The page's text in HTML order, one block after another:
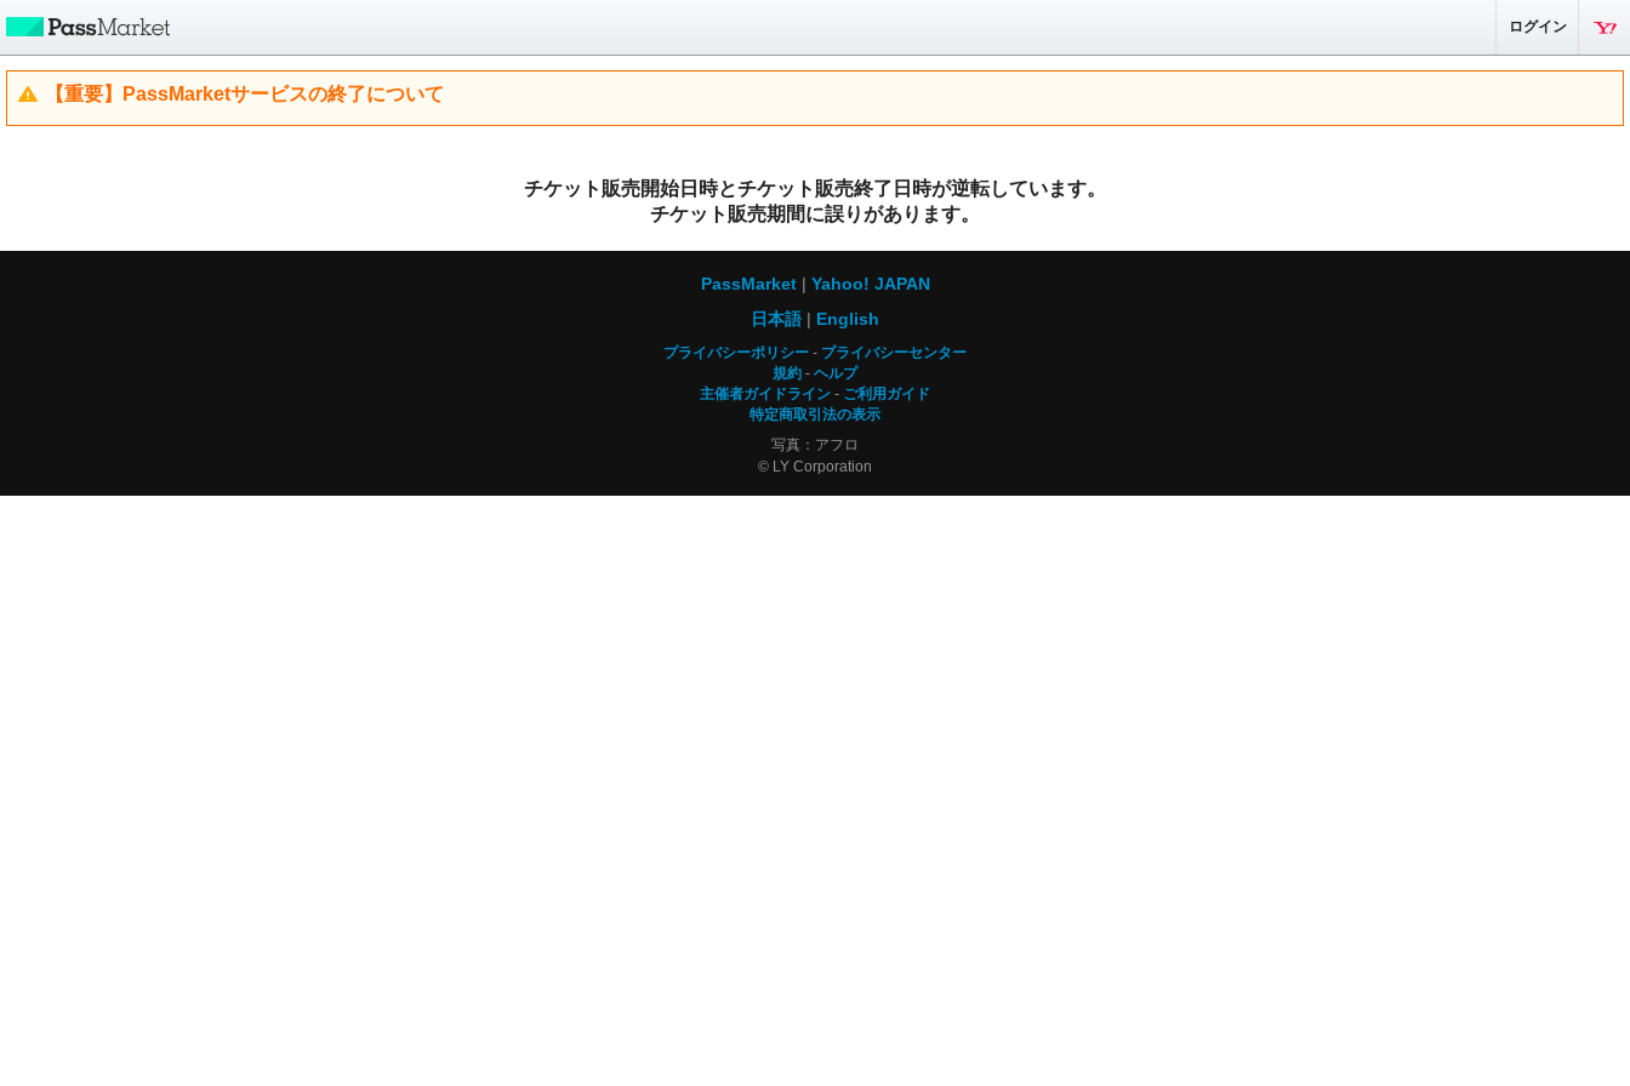
ログイン
【重要】PassMarketサービスの終了について
チケット販売開始日時とチケット販売終了日時が逆転しています。
チケット販売期間に誤りがあります。
PassMarket
Yahoo! JAPAN
日本語
English
プライバシーポリシー
プライバシーセンター
規約
ヘルプ
主催者ガイドライン
ご利用ガイド
特定商取引法の表示
写真：アフロ
© LY Corporation